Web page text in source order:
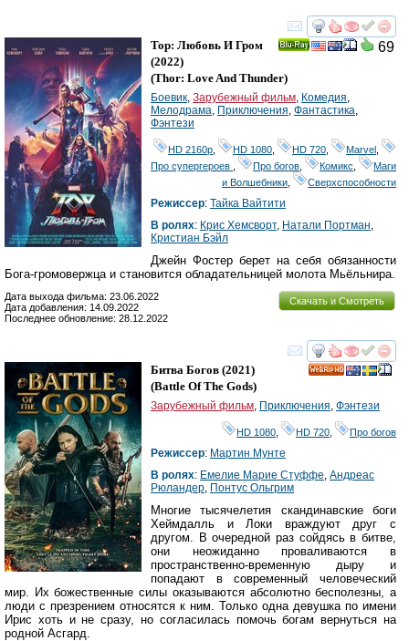
смотреть
69
Тор: Любовь И Гром
(2022)
(Thor: Love And Thunder)
Боевик Зарубежный фильм Комедия
Мелодрама Приключения Фантастика
Фэнтези
HD 2160р HD 1080 HD 720 Marvel
Про супергероев
Про богов Комикс
Маги
и Волшебники
Сверхспособности
Режиссер: Тайка Вайтити
В ролях: Крис Хемсворт, Натали Портман
Кристиан Бэйл
Джейн Фостер берет на себя обязанности
Бога-громовержца и становится обладательницей молота Мьёльнира.
Скачать и Смотреть
Дата выхода фильма: 23.06.2022
Дата добавления: 14.09.2022
Последнее обновление: 28.12.2022
смотреть
Битва Богов (2021)
(Battle Of The Gods)
Зарубежный фильм Приключения Фэнтези
HD 1080 HD 720 Про богов
Режиссер: Мартин Мунте
В ролях: Емелие Марие Стуффе Андреас
Рюландер Понтус Ольгрим
Многие тысячелетия скандинавские боги
Хеймдалль и Локи враждуют друг с
другом. В очередной раз сойдясь в битве,
они неожиданно проваливаются в
пространственно-временную дыру и
попадают в современный человеческий
мир. Их божественные силы оказываются абсолютно бесполезны, а
люди с презрением относятся к ним. Только одна девушка по имени
Ирис хоть и не сразу, но согласилась помочь богам вернуться на
родной Асгард.